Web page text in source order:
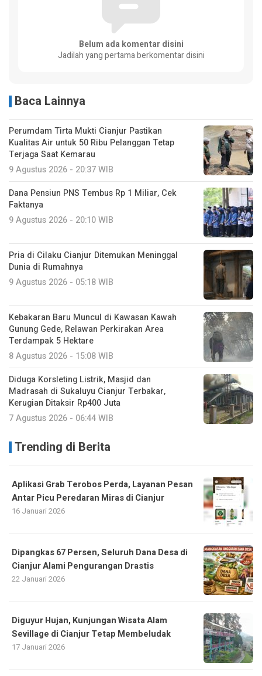
Belum ada komentar disini
Jadilah yang pertama berkomentar disini
Baca Lainnya
Perumdam Tirta Mukti Cianjur Pastikan
Kualitas Air untuk 50 Ribu Pelanggan Tetap
Terjaga Saat Kemarau
9 Agustus 2026 - 20:37 WIB
Dana Pensiun PNS Tembus Rp 1 Miliar, Cek
Faktanya
9 Agustus 2026 - 20:10 WIB
Pria di Cilaku Cianjur Ditemukan Meninggal
Dunia di Rumahnya
9 Agustus 2026 - 05:18 WIB
Kebakaran Baru Muncul di Kawasan Kawah
Gunung Gede, Relawan Perkirakan Area
Terdampak 5 Hektare
8 Agustus 2026 - 15:08 WIB
Diduga Korsleting Listrik, Masjid dan
Madrasah di Sukaluyu Cianjur Terbakar,
Kerugian Ditaksir Rp400 Juta
7 Agustus 2026 - 06:44 WIB
Trending di Berita
Aplikasi Grab Terobos Perda, Layanan Pesan
Antar Picu Peredaran Miras di Cianjur
16 Januari 2026
Dipangkas 67 Persen, Seluruh Dana Desa di
Cianjur Alami Pengurangan Drastis
22 Januari 2026
Diguyur Hujan, Kunjungan Wisata Alam
Sevillage di Cianjur Tetap Membeludak
17 Januari 2026